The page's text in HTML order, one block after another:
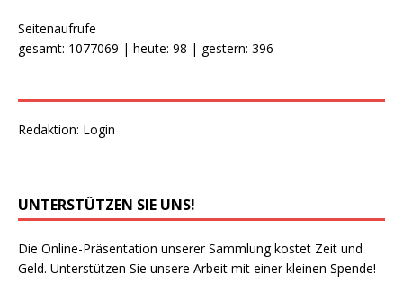
Seitenaufrufe
gesamt: 1077069 | heute: 98 | gestern: 396
Redaktion: Login
UNTERSTÜTZEN SIE UNS!
Die Online-Präsentation unserer Sammlung kostet Zeit und
Geld. Unterstützen Sie unsere Arbeit mit einer kleinen Spende!